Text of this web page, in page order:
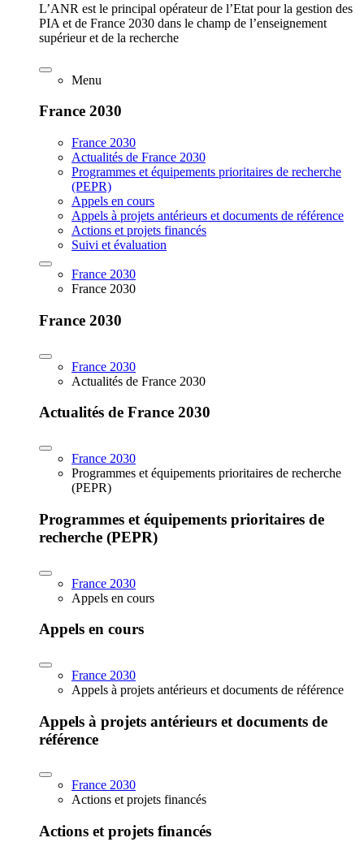
L’ANR est le principal opérateur de l’Etat pour la gestion des
PIA et de France 2030 dans le champ de l’enseignement
supérieur et de la recherche
Menu
France 2030
France 2030
Actualités de France 2030
Programmes et équipements prioritaires de recherche
(PEPR)
Appels en cours
Appels à projets antérieurs et documents de référence
Actions et projets financés
Suivi et évaluation
France 2030
France 2030
France 2030
France 2030
Actualités de France 2030
Actualités de France 2030
France 2030
Programmes et équipements prioritaires de recherche
(PEPR)
Programmes et équipements prioritaires de
recherche (PEPR)
France 2030
Appels en cours
Appels en cours
France 2030
Appels à projets antérieurs et documents de référence
Appels à projets antérieurs et documents de
référence
France 2030
Actions et projets financés
Actions et projets financés